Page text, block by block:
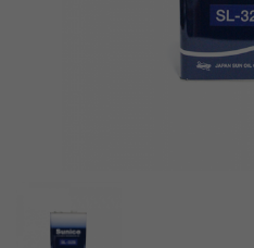
Liên hệ: 0939 896